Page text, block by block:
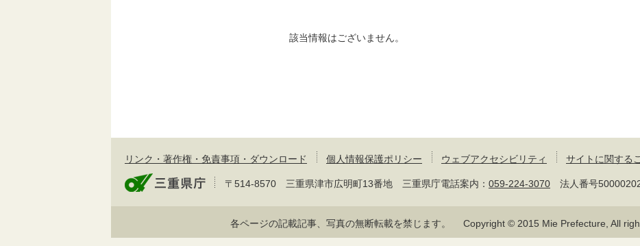
該当情報はございません。
リンク・著作権・免責事項・ダウンロード 個人情報保護ポリシー ウェブアクセシビリティ サイトに関する
〒514-8570 三重県津市広明町13番地 三重県庁電話案内： 059-224-3070 法人番号
各ページの記載記事、写真の無断転載を禁じます。 Copyright © 2015 Mie Prefecture, All